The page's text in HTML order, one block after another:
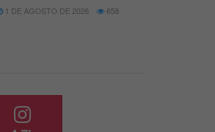
1 DE AGOSTO DE 2026 658